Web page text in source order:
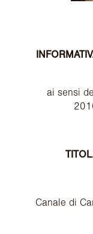
ai sensi
Canale di